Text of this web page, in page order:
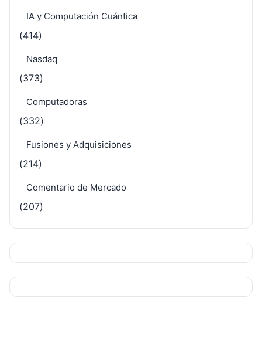
IA y Computación Cuántica
(414)
Nasdaq
(373)
Computadoras
(332)
Fusiones y Adquisiciones
(214)
Comentario de Mercado
(207)